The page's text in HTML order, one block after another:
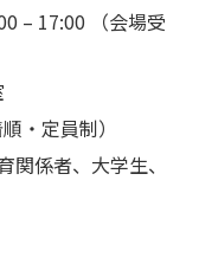
– 17:00 （会場受
・定員制）
関係者、大学生、